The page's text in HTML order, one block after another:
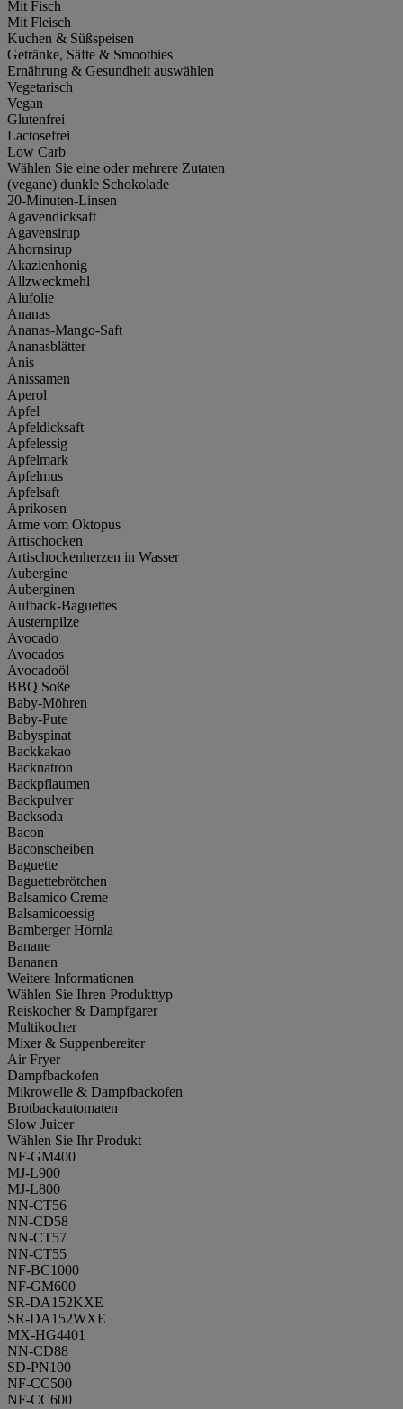
Mit Fisch
Mit Fleisch
Kuchen & Süßspeisen
Getränke, Säfte & Smoothies
Ernährung & Gesundheit auswählen
Vegetarisch
Vegan
Glutenfrei
Lactosefrei
Low Carb
Wählen Sie eine oder mehrere Zutaten
(vegane) dunkle Schokolade
20-Minuten-Linsen
Agavendicksaft
Agavensirup
Ahornsirup
Akazienhonig
Allzweckmehl
Alufolie
Ananas
Ananas-Mango-Saft
Ananasblätter
Anis
Anissamen
Aperol
Apfel
Apfeldicksaft
Apfelessig
Apfelmark
Apfelmus
Apfelsaft
Aprikosen
Arme vom Oktopus
Artischocken
Artischockenherzen in Wasser
Aubergine
Auberginen
Aufback-Baguettes
Austernpilze
Avocado
Avocados
Avocadoöl
BBQ Soße
Baby-Möhren
Baby-Pute
Babyspinat
Backkakao
Backnatron
Backpflaumen
Backpulver
Backsoda
Bacon
Baconscheiben
Baguette
Baguettebrötchen
Balsamico Creme
Balsamicoessig
Bamberger Hörnla
Banane
Bananen
Weitere Informationen
Wählen Sie Ihren Produkttyp
Reiskocher & Dampfgarer
Multikocher
Mixer & Suppenbereiter
Air Fryer
Dampfbackofen
Mikrowelle & Dampfbackofen
Brotbackautomaten
Slow Juicer
Wählen Sie Ihr Produkt
NF-GM400
MJ-L900
MJ-L800
NN-CT56
NN-CD58
NN-CT57
NN-CT55
NF-BC1000
NF-GM600
SR-DA152KXE
SR-DA152WXE
MX-HG4401
NN-CD88
SD-PN100
NF-CC500
NF-CC600